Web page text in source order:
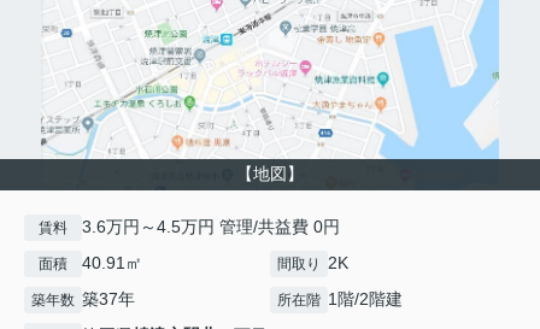
【地図】
賃料 3.6万円～4.5万円 管理/共益費 0円
面積 40.91㎡ 間取り 2K
築年数 築37年 所在階 1階/2階建